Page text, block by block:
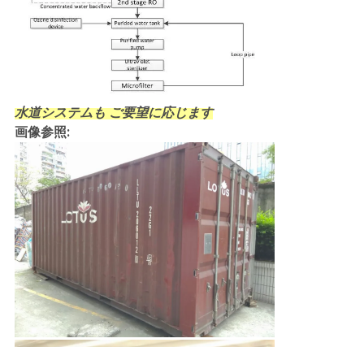
POLICY
水道システムも ご要望に応じます
画像参照: